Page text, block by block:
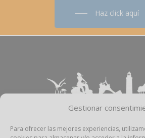
Gestionar
Para ofrecer las mejores experiencias,
Haz click aquí